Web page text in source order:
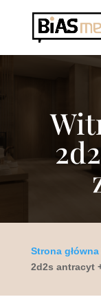
Strona główna
2d2s antracyt